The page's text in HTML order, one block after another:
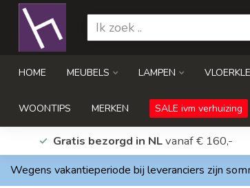
HOME MEUBELS LAMPEN
WOONTIPS MERKEN SALE ivm verhuizing
Gratis bezorgd in NLvanaf € 160,-
Wegens vakantieperiode bij leveranciers zijn